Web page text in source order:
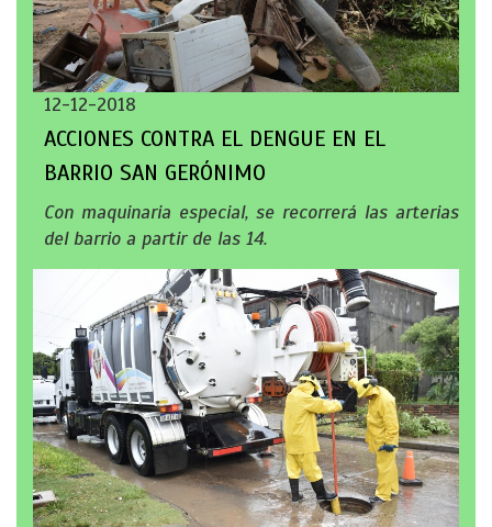
12-12-2018
ACCIONES CONTRA EL DENGUE EN EL
BARRIO SAN GERÓNIMO
Con maquinaria especial, se recorrerá las arterias
del barrio a partir de las 14.